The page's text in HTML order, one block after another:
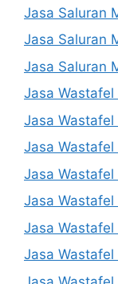
Jasa Saluran
Jasa Saluran
Jasa Saluran
Jasa
Jasa
Jasa
Jasa
Jasa
Jasa
Jasa